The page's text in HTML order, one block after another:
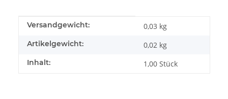
Produkteigenschaft
Wert
Versandgewicht: 0,03 kg
Artikelgewicht: 0,02 kg
Inhalt: 1,00 Stück